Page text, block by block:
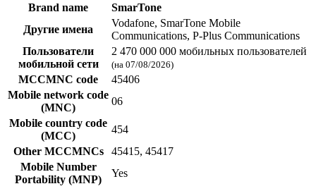
Brand name
SmarTone
Другие имена
Vodafone, SmarTone Mobile
Communications, P-Plus Communications
Пользователи
мобильной сети
2 470 000 000 мобильных пользователей
(на 07/08/2026)
MCCMNC code
45406
Mobile network code
(MNC)
06
Mobile country code
(MCC)
454
Other MCCMNCs
45415, 45417
Mobile Number
Portability (MNP)
Yes